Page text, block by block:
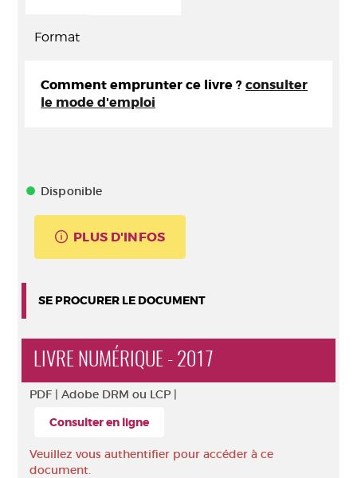
Format
Comment emprunter ce livre ? consulter
le mode d'emploi
Disponible
PLUS D'INFOS
SE PROCURER LE DOCUMENT
LIVRE NUMÉRIQUE - 2017
PDF | Adobe DRM ou LCP |
Consulter en ligne
Veuillez vous authentifier pour accéder à ce
document.